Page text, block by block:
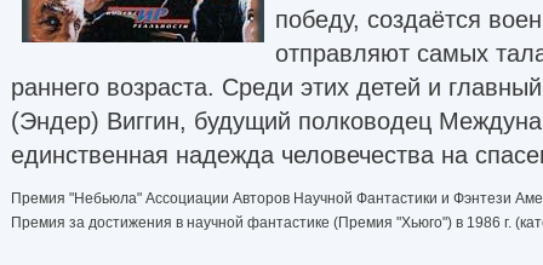
победу, создаётся
отправляют самых
раннего возраста. Среди этих детей и
(Эндер) Виггин, будущий полководец
единственная надежда человечества на
Премия "Небьюла" Ассоциации Авторов Научной Фантастики и Фэнтези
Премия за достижения в научной фантастике (Премия "Хьюго") в 1986 г.